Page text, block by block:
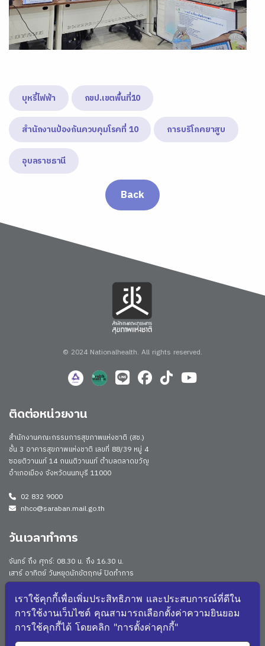
บุหรี่ไฟฟ้า กขป.เขตพื้นที่10
สำนักงานป้องกันควบคุมโรคที่ 10 การบริโภคยาสูบ
อุบลราชธานี
Back
© 2024 Nationalhealth. All rights reserved.
ติดต่อหน่วยงาน
สำนักงานคณะกรรมการสุขภาพแห่งชาติ (สช.)
ชั้น 3 อาคารสุขภาพแห่งชาติ เลขที่ 88/39 หมู่ 4
ซอยติวานนท์ 14 ถนนติวานนท์ ตำบลตลาดขวัญ
อำเภอเมือง จังหวัดนนทบุรี 11000
02 832 9000
nhco@saraban.mail.go.th
วันเวลาทำการ
จันทร์ ถึง ศุกร์: 08.30 น. ถึง 16.30 น.
เสาร์ อาทิตย์ วันหยุดนักขัตฤกษ์ ปิดทำการ
Work From Anywhere (WFA)/ Work From Home (WFH)
ดูประกาศนโยบาย
จำนวนผู้เยี่ยมชม: 165866
จำนวนผู้เยี่ยมชม (วันนี้): 2247
เราใช้คุกกี้เพื่อเพิ่มประสิทธิภาพ และประสบการณ์ที่ดีใน
การใช้งานเว็บไซต์ คุณสามารถเลือกตั้งค่าความยินยอม
การใช้คุกกี้ได้ โดยคลิก "การตั้งค่าคุกกี้"